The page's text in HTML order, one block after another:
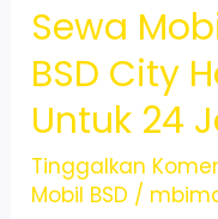
Mudah
dan
Terpercaya
di
BSD
City,
Sewa
BSD City
Untuk 24
Tinggalkan
Mobil BSD /